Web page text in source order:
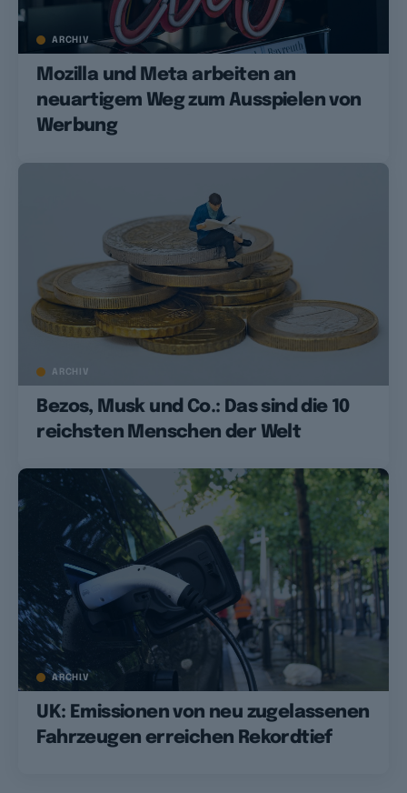
ARCHIV
Mozilla und Meta arbeiten an
neuartigem Weg zum Ausspielen von
Werbung
ARCHIV
Bezos, Musk und Co.: Das sind die 10
reichsten Menschen der Welt
ARCHIV
UK: Emissionen von neu zugelassenen
Fahrzeugen erreichen Rekordtief